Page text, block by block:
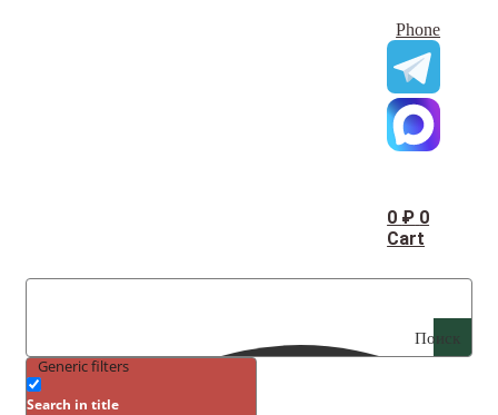
Phone
0 ₽ 0
Cart
Поиск
Generic filters
Search in title